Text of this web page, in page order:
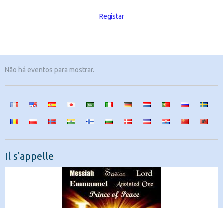
Registar
Não há eventos para mostrar.
Il s'appelle